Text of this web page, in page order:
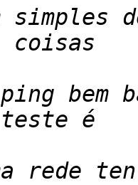
simples
bem
rede